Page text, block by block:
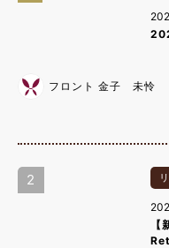
フロント 金子 未怜
2